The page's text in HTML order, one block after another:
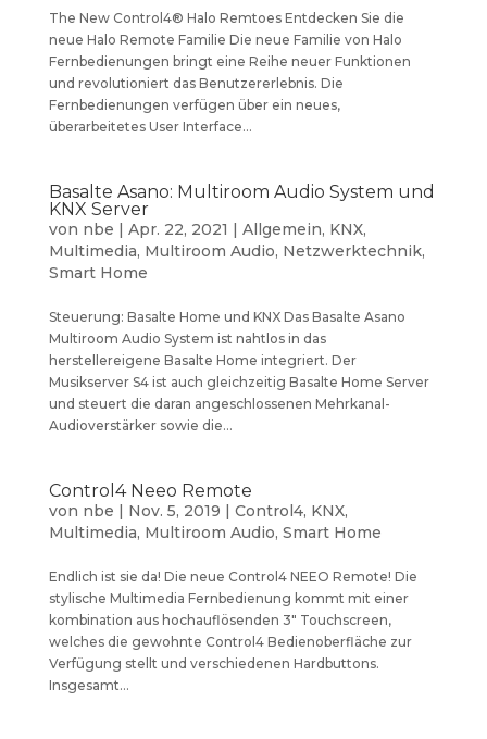
The New Control4® Halo Remtoes Entdecken Sie die
neue Halo Remote Familie Die neue Familie von Halo
Fernbedienungen bringt eine Reihe neuer Funktionen
und revolutioniert das Benutzererlebnis. Die
Fernbedienungen verfügen über ein neues,
überarbeitetes User Interface...
Basalte Asano: Multiroom Audio System und
KNX Server
von nbe | Apr. 22, 2021 | Allgemein, KNX,
Multimedia, Multiroom Audio, Netzwerktechnik,
Smart Home
Steuerung: Basalte Home und KNX Das Basalte Asano
Multiroom Audio System ist nahtlos in das
herstellereigene Basalte Home integriert. Der
Musikserver S4 ist auch gleichzeitig Basalte Home Server
und steuert die daran angeschlossenen Mehrkanal-
Audioverstärker sowie die...
Control4 Neeo Remote
von nbe | Nov. 5, 2019 | Control4, KNX,
Multimedia, Multiroom Audio, Smart Home
Endlich ist sie da! Die neue Control4 NEEO Remote! Die
stylische Multimedia Fernbedienung kommt mit einer
kombination aus hochauflösenden 3″ Touchscreen,
welches die gewohnte Control4 Bedienoberfläche zur
Verfügung stellt und verschiedenen Hardbuttons.
Insgesamt...